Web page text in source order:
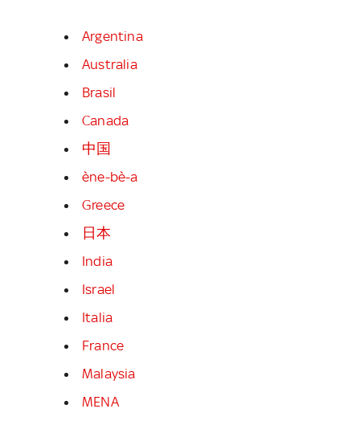
Argentina
Australia
Brasil
Canada
中国
ène-bè-a
Greece
日本
India
Israel
Italia
France
Malaysia
MENA